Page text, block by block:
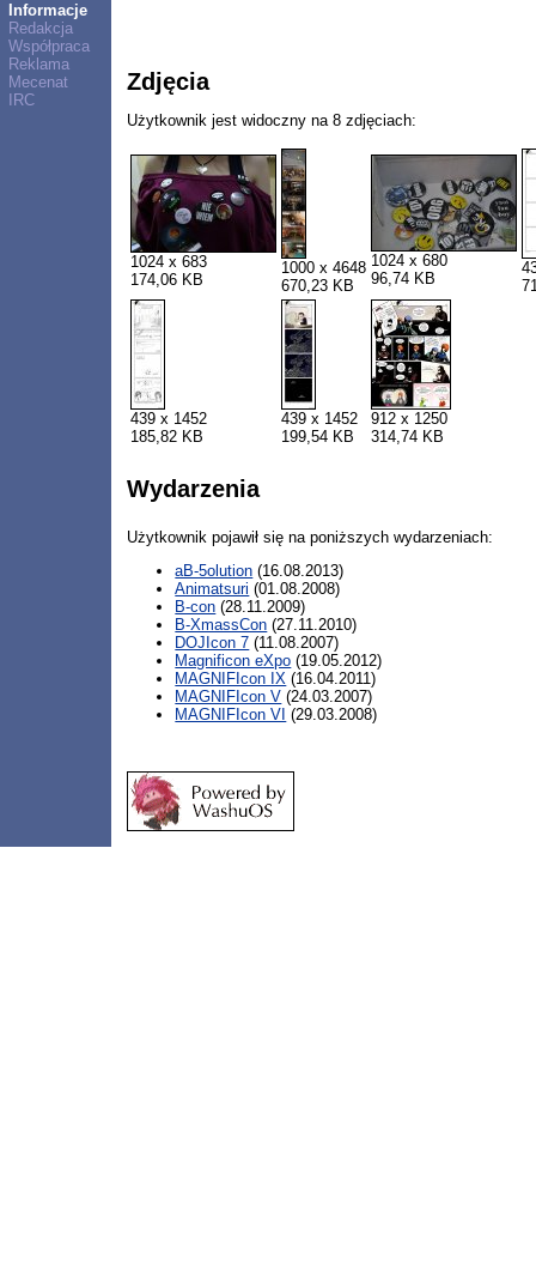
Informacje
Redakcja
Współpraca
Reklama
Mecenat
IRC
Zdjęcia
Użytkownik jest widoczny na 8 zdjęciach:
1024 x 683
174,06 KB
1000 x 4648
670,23 KB
1024 x 680
96,74 KB
439 x 1452
185,82 KB
439 x 1452
199,54 KB
912 x 1250
314,74 KB
Wydarzenia
Użytkownik pojawił się na poniższych wydarzeniach:
aB-5olution (16.08.2013)
Animatsuri (01.08.2008)
B-con (28.11.2009)
B-XmassCon (27.11.2010)
DOJIcon 7 (11.08.2007)
Magnificon eXpo (19.05.2012)
MAGNIFIcon IX (16.04.2011)
MAGNIFIcon V (24.03.2007)
MAGNIFIcon VI (29.03.2008)